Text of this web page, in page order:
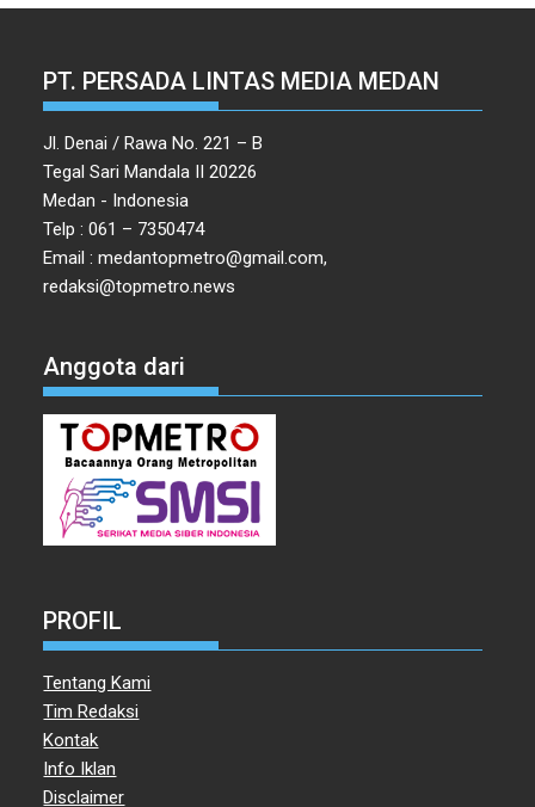
PT. PERSADA LINTAS MEDIA MEDAN
Jl. Denai / Rawa No. 221 – B
Tegal Sari Mandala II 20226
Medan - Indonesia
Telp : 061 – 7350474
Email : medantopmetro@gmail.com,
redaksi@topmetro.news
Anggota dari
PROFIL
Tentang Kami
Tim Redaksi
Kontak
Info Iklan
Disclaimer